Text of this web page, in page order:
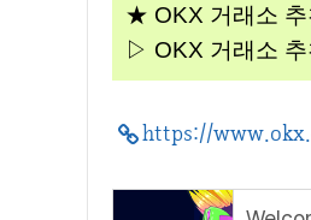
★ OKX 거래소 추
▷ OKX 거래소 추
https://